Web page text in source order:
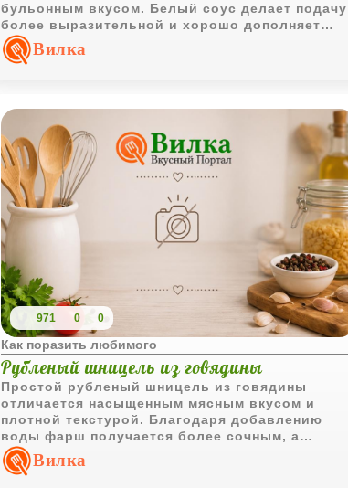
бульонным вкусом. Белый соус делает подачу
более выразительной и хорошо дополняет
отварное мясо.
Вилка
971 0 0
Как поразить любимого
Рубленый шницель из говядины
Простой рубленый шницель из говядины
отличается насыщенным мясным вкусом и
плотной текстурой. Благодаря добавлению
воды фарш получается более сочным, а
обжаривание на сильном огне создаёт
аппетитную корочку.
Вилка